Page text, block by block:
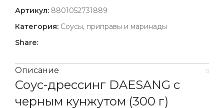
Артикул: 8801052731889
Категория: Соусы, приправы и маринады
Share:
Описание
Соус-дрессинг DAESANG с
черным кунжутом (300 г)